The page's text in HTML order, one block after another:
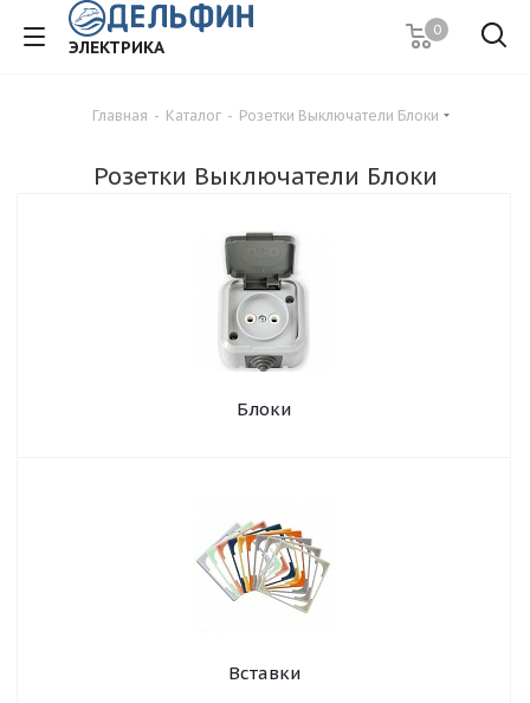
ЭЛЕКТРИКА
0
Главная - Каталог - Розетки Выключатели Блоки
Розетки Выключатели Блоки
Блоки
Вставки